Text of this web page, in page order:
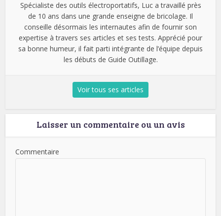
Spécialiste des outils électroportatifs, Luc a travaillé près
de 10 ans dans une grande enseigne de bricolage. Il
conseille désormais les internautes afin de fournir son
expertise à travers ses articles et ses tests. Apprécié pour
sa bonne humeur, il fait parti intégrante de l’équipe depuis
les débuts de Guide Outillage.
Voir tous ses articles
Laisser un commentaire ou un avis
Commentaire